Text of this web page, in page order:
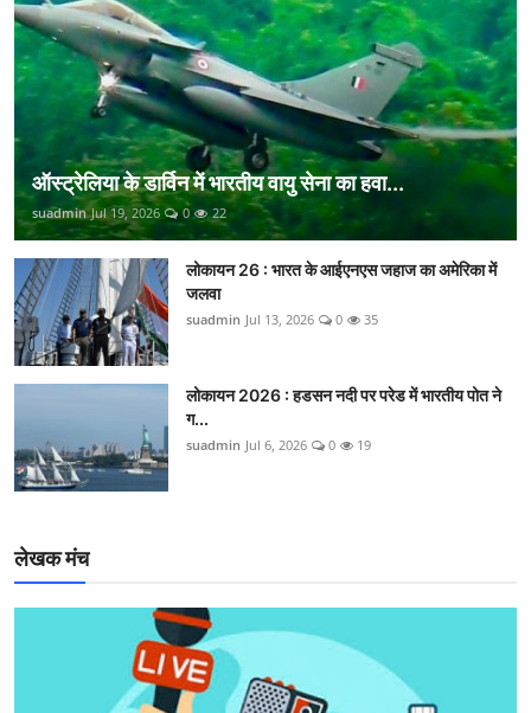
ऑस्ट्रेलिया के डार्विन में भारतीय वायु सेना का हवा...
suadmin Jul 19, 2026 0 22
लोकायन 26 : भारत के आईएनएस जहाज का अमेरिका में
जलवा
suadmin Jul 13, 2026 0 35
लोकायन 2026 : हडसन नदी पर परेड में भारतीय पोत ने
ग...
suadmin Jul 6, 2026 0 19
लेखक मंच